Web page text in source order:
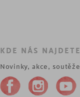
KDE NÁS NAJDETE
Novinky, akce, soutěže